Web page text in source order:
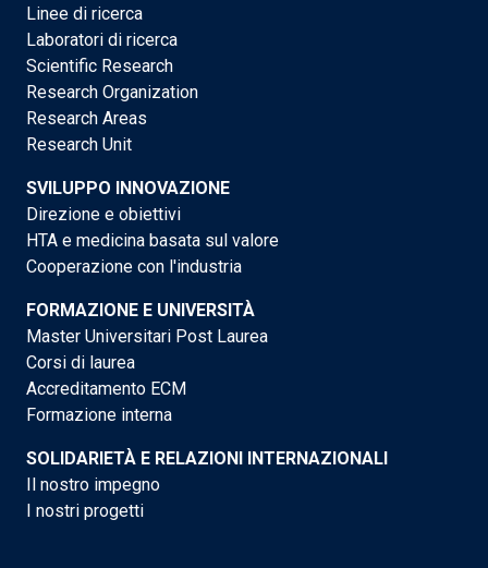
Linee di ricerca
Laboratori di ricerca
Scientific Research
Research Organization
Research Areas
Research Unit
SVILUPPO INNOVAZIONE
Direzione e obiettivi
HTA e medicina basata sul valore
Cooperazione con l'industria
FORMAZIONE E UNIVERSITÀ
Master Universitari Post Laurea
Corsi di laurea
Accreditamento ECM
Formazione interna
SOLIDARIETÀ E RELAZIONI INTERNAZIONALI
Il nostro impegno
I nostri progetti